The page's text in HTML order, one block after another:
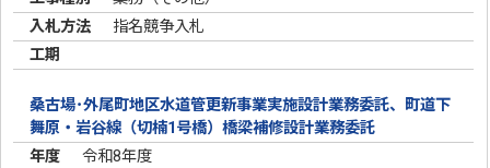
指名競争入札
桑古場･外尾町地区水道管更新事業実施設計業務委託、町道下
舞原・岩谷線（切楠1号橋）橋梁補修設計業務委託
令和8年度